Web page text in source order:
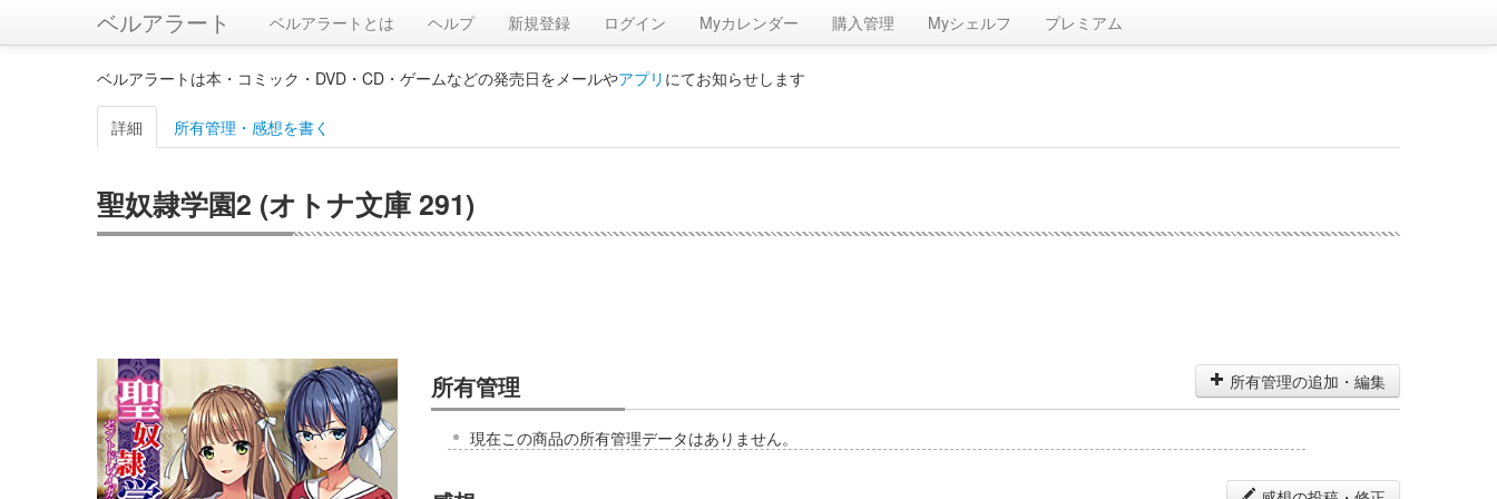
ベルアラート ベルアラートとは ヘルプ 新規登録 ログイン Myカレンダー 購入管理 Myシェルフ プレミアム
ベルアラートは本・コミック・DVD・CD・ゲームなどの発売日をメールやアプリ にてお知らせします
詳細 所有管理・感想を書く
聖奴隷学園2 (オトナ文庫 291)
所有管理 所有管理の追加・編集
現在この商品の所有管理データはありません。